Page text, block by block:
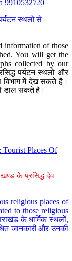
9910532720
स्थलों से
information of those
You will get the
collected by our
पर्यटन स्थलों और
विभाग में देख सकते है।
डाल सकते है।
Tourist Places Of
के प्रसिद्ध देव
religious places of
to those religious
के धार्मिक स्थलों,
जानकारी और उनकी